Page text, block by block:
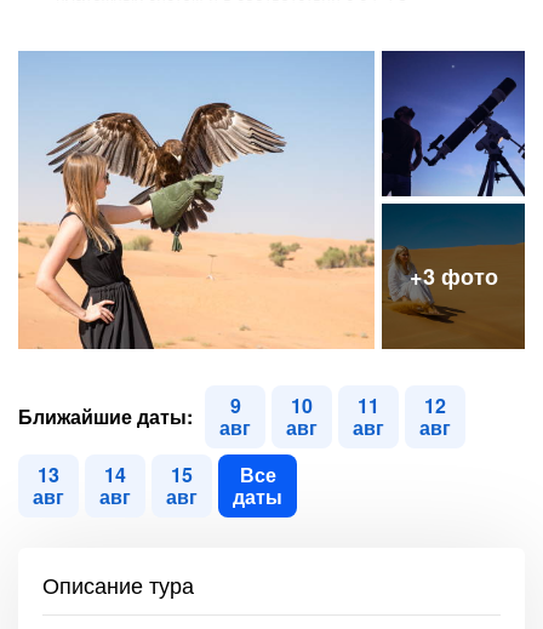
Ближайшие даты: 9
авг
10
авг
11
авг
12
авг
13
авг
14
авг
15
авг
Все
даты
Описание тура